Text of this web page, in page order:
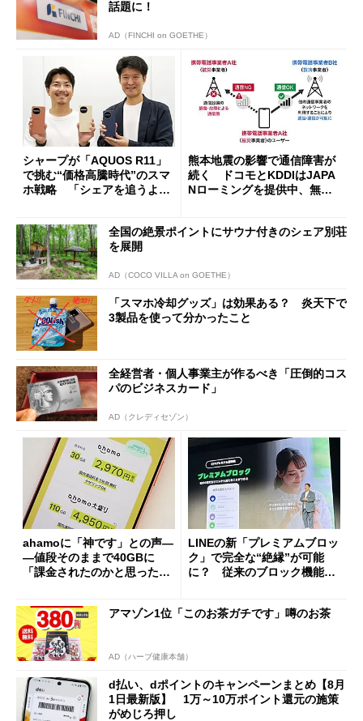
話題に！
AD（FINCHI on GOETHE）
シャープが「AQUOS R11」
で挑む“価格高騰時代”のスマ
ホ戦略 「シェアを追うより
熊本地震の影響で通信障害が
続く ドコモとKDDIはJAPA
Nローミングを提供中、無料
全国の絶景ポイントにサウナ付きのシェア別荘
を展開
AD（COCO VILLA on GOETHE）
「スマホ冷却グッズ」は効果ある？ 炎天下で
3製品を使って分かったこと
全経営者・個人事業主が作るべき「圧倒的コス
パのビジネスカード」
AD（クレディセゾン）
ahamoに「神です」との声―
―値段そのままで40GBに
「課金されたのかと思った」
LINEの新「プレミアムブロッ
ク」で完全な“絶縁”が可能
に？ 従来のブロック機能と
アマゾン1位「このお茶ガチです」噂のお茶
AD（ハーブ健康本舗）
d払い、dポイントのキャンペーンまとめ【8月
1日最新版】 1万～10万ポイント還元の施策
がめじろ押し